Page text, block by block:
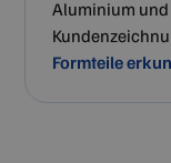
Aluminium
Formteile